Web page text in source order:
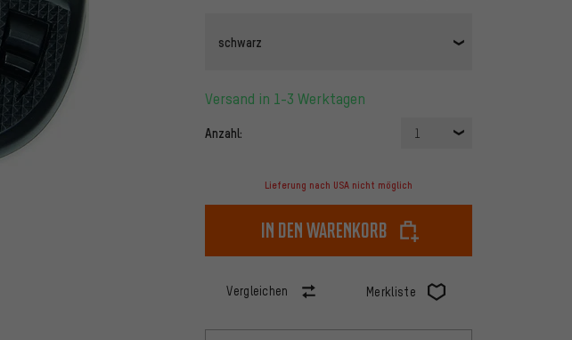
schwarz
Versand in 1-3 Werktagen
Anzahl: 1
Lieferung nach USA nicht möglich
In den Warenkorb
Vergleichen Merkliste